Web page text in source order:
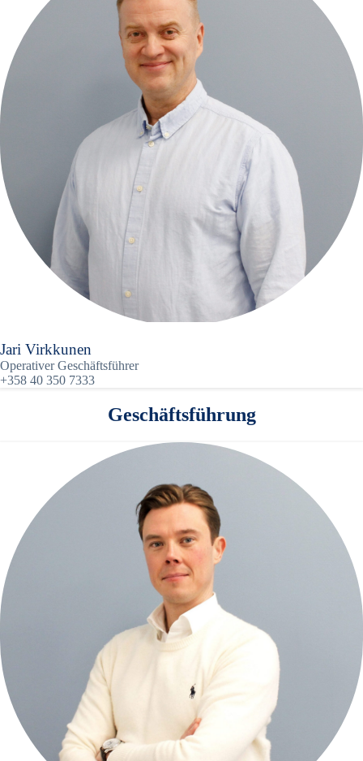
Jari Virkkunen
Operativer Geschäftsführer
+358 40 350 7333
Geschäftsführung